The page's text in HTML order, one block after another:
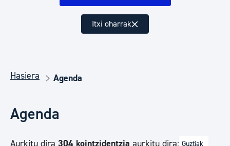
Itxi oharrak
Hasiera Agenda
Agenda
Guztiak